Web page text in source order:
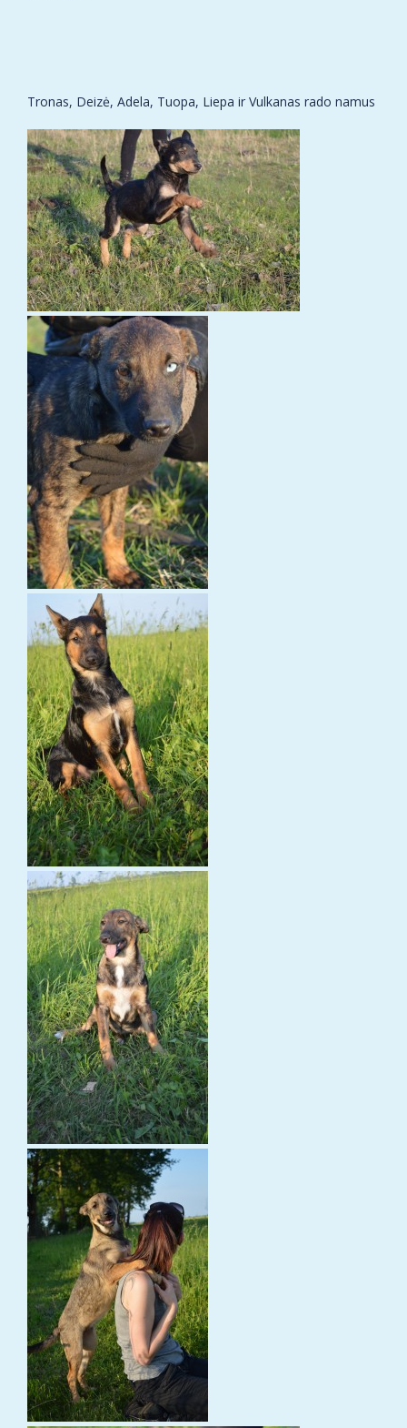
Tronas, Deizė, Adela, Tuopa, Liepa ir Vulkanas rado namus